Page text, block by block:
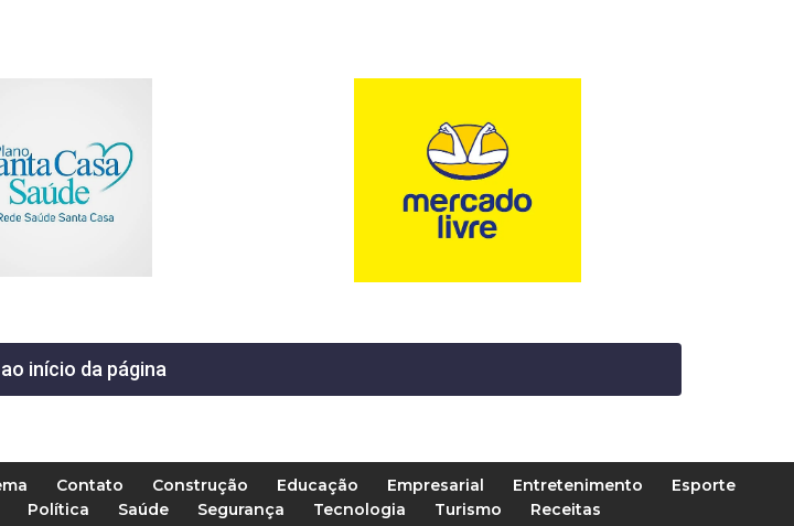
início da página
Contato Construção Educação Empresarial Entretenimento
Esporte
Política Saúde Segurança Tecnologia Turismo Receitas